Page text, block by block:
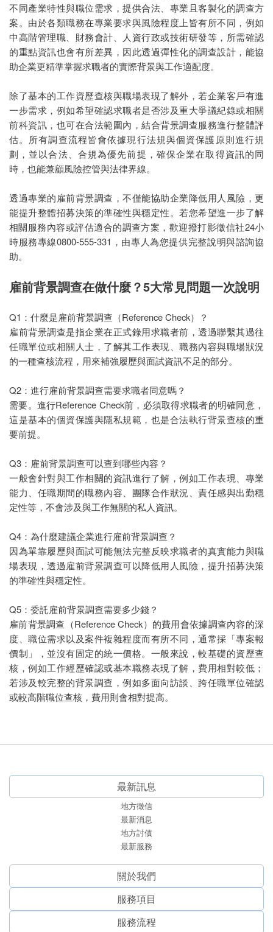
不同產業特性與職位需求，提供合法、專業且客製化的調查方
案。由於各類職務在專業要求與風險程度上皆有所不同，例如
中高階管理職、財務會計、人資行政或技術研發等，所需確認
的重點資訊也會有所差異，因此透過彈性化的調查設計，能協
助企業更精準掌握求職者的實際背景與工作適配度。
除了基本的工作資歷查核與職場表現了解外，若企業客戶有進
一步需求，例如希望確認求職者是否涉及重大爭議紀錄或相關
前科資訊，也可在合法範圍內，結合背景調查服務進行整體評
估。所有調查流程皆會依據現行法規與個資保護原則進行規
劃，並以合法、合規為優先前提，確保企業在取得資訊的同
時，也能兼顧風險控管與法律界線。
透過專業的雇前背景調查，不僅能協助企業降低用人風險，更
能提升整體招募決策的準確性與穩定性。若您希望進一步了解
相關服務內容或評估適合的調查方案，歡迎撥打影徵信社24小
時服務專線0800-555-331，由專人為您提供完整說明與諮詢協
助。
雇前背景調查在做什麼？5大常見問題一次說明
Q1：什麼是雇前背景調查（Reference Check）？
雇前背景調查是指企業在正式錄用求職者前，透過聯繫其過往
任職單位或相關人士，了解其工作表現、職務內容與職場狀況
的一種查核流程，用來補強履歷與面試資訊不足的部分。
Q2：進行雇前背景調查需要求職者同意嗎？
需要。進行Reference Check前，必須取得求職者的明確同意，
這是基本的個資保護與隱私規範，也是合法執行背景查核的重
要前提。
Q3：雇前背景調查可以查到哪些內容？
一般會針對與工作相關的資訊進行了解，例如工作表現、專業
能力、任職期間的職務內容、團隊合作狀況、責任感與出勤穩
定性等，不會涉及與工作無關的私人資訊。
Q4：為什麼建議企業進行雇前背景調查？
因為單靠履歷與面試可能無法完整反映求職者的真實能力與職
場表現，透過雇前背景調查可以降低用人風險，提升招募決策
的準確性與穩定性。
Q5：委託雇前背景調查需要多少錢？
雇前背景調查（Reference Check）的費用會依據調查內容的深
度、職位需求以及案件複雜程度而有所不同，通常採「專案報
價制」，並沒有固定的統一價格。一般來說，較基礎的資歷查
核，例如工作經歷確認或基本職務表現了解，費用相對較低；
若涉及較完整的背景調查，例如多面向訪談、跨任職單位確認
或較高階職位查核，費用則會相對提高。
最新訊息
地方徵信
最新消息
地方討債
最新服務
關於我們
服務項⽬
服務流程